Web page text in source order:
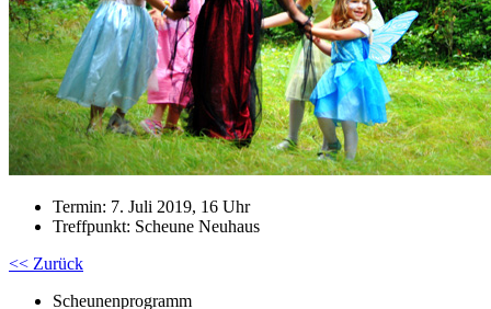
Termin: 7. Juli 2019, 16 Uhr
Treffpunkt: Scheune Neuhaus
<< Zurück
Scheunenprogramm